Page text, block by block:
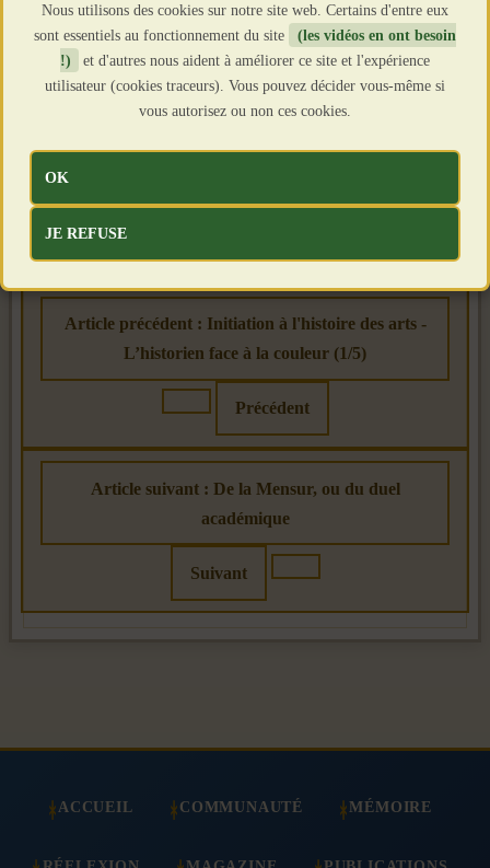
Article précédent : Initiation à l'histoire des arts -
L’historien face à la couleur (1/5)
Précédent
Article suivant : De la Mensur, ou du duel
académique
Suivant
ACCUEIL COMMUNAUTÉ MÉMOIRE
Nous utilisons des cookies sur notre site web. Certains d'entre eux
sont essentiels au fonctionnement du site
(les vidéos en ont besoin
!)
et d'autres nous aident à améliorer ce site et l'expérience
utilisateur (cookies traceurs). Vous pouvez décider vous-même si
vous autorisez ou non ces cookies.
OK
JE REFUSE